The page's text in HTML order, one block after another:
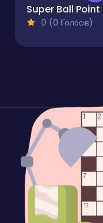
Super Ball Point
0 (0 Голосів)